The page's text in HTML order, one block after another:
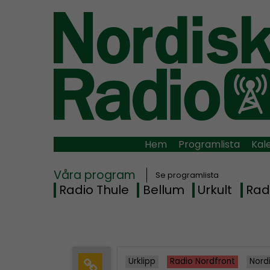
Hem Programlista
Våra program Se programlista
Radio Thule Bellum Urkult
Urklipp Radio Nordfront